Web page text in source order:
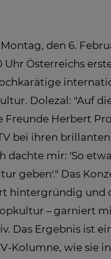
den 6.
Österreichs
Dolezal: "Auf
Freunde Herbert
bei ihren
dachte mir: 'So
geben'." Das
hintergründig und
– garniert
Das Ergebnis ist
Kolumne, wie sie in